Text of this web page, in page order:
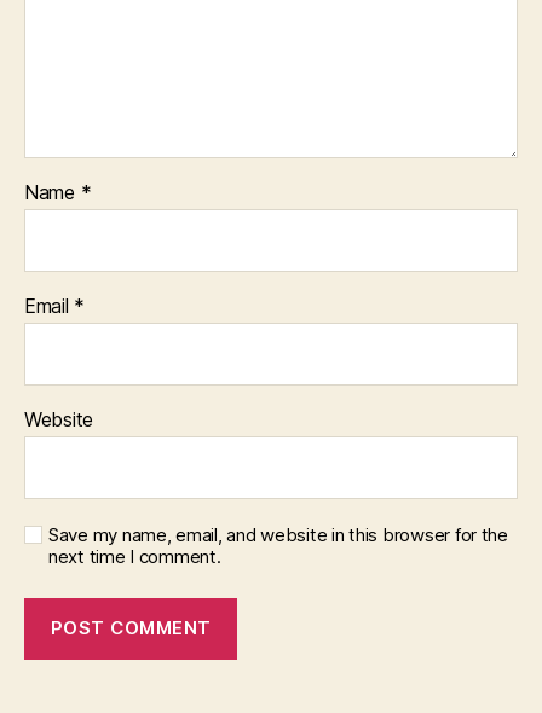
Name *
Email *
Website
Save my name, email, and website in this browser for the
next time I comment.